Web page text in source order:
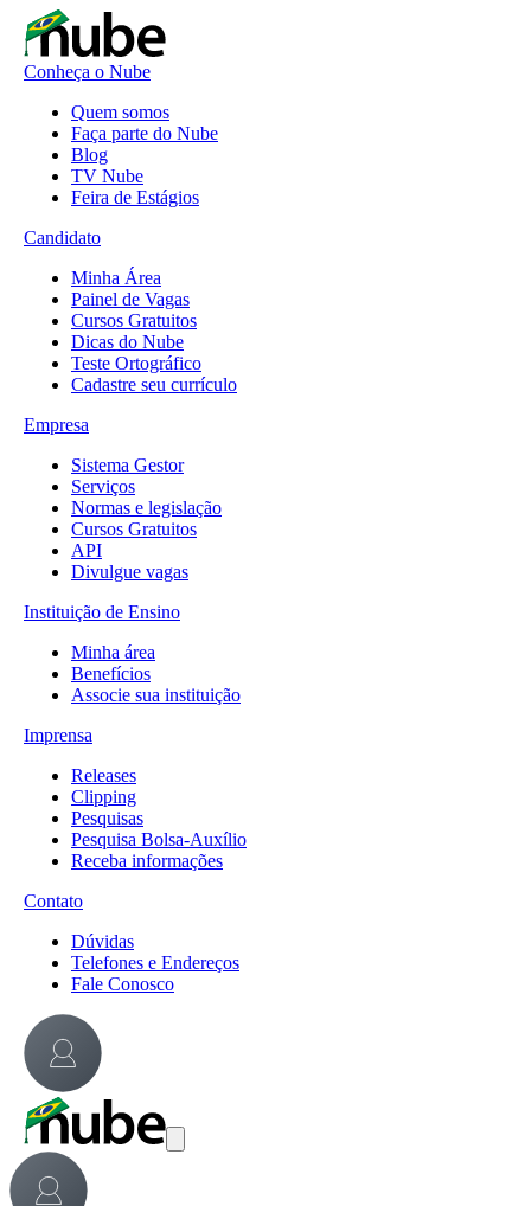
Conheça o Nube
Quem somos
Faça parte do Nube
Blog
TV Nube
Feira de Estágios
Candidato
Minha Área
Painel de Vagas
Cursos Gratuitos
Dicas do Nube
Teste Ortográfico
Cadastre seu currículo
Empresa
Sistema Gestor
Serviços
Normas e legislação
Cursos Gratuitos
API
Divulgue vagas
Instituição de Ensino
Minha área
Benefícios
Associe sua instituição
Imprensa
Releases
Clipping
Pesquisas
Pesquisa Bolsa-Auxílio
Receba informações
Contato
Dúvidas
Telefones e Endereços
Fale Conosco